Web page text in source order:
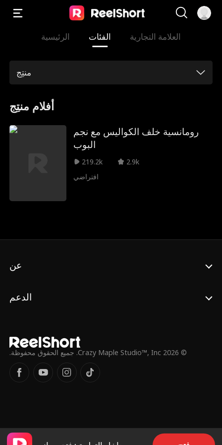
الرئيسية الفئات العلامة التجارية
منتِج
أفلام منتِج
رومانسية خلف الكواليس مع نجم
البوب
219.2k
2.9k
افتراضي
عن
الدعم
© 2026 Crazy Maple Studio™, Inc. جميع الحقوق محفوظة.